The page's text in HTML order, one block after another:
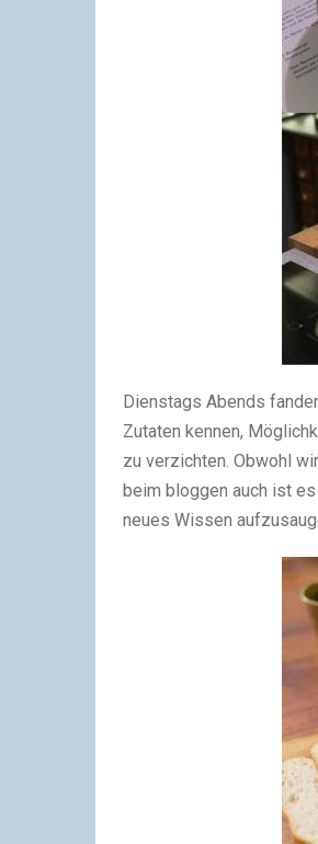
Dienstags Abends
Zutaten kennen,
zu verzichten. Obwohl
beim bloggen auch ist
neues Wissen